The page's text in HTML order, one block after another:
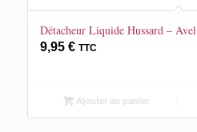
Détacheur Liquide Hussard – Avel
9,95 € TTC
Ajouter au panier